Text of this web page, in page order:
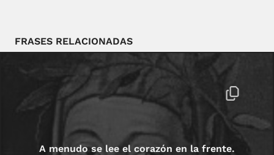
FRASES RELACIONADAS
A menudo se lee el corazón en la frente.